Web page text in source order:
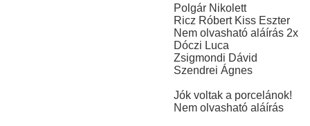
Polgár Nikolett
Ricz Róbert Kiss Eszter
Nem olvasható aláírás 2x
Dóczi Luca
Zsigmondi Dávid
Szendrei Ágnes
Jók voltak a porcelánok!
Nem olvasható aláírás